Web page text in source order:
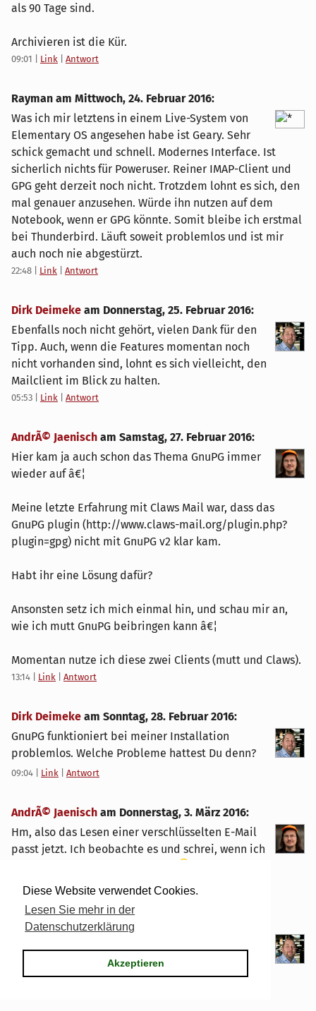
Diese Website verwendet Cookies.
Lesen Sie mehr in der
Datenschutzerklärung
Akzeptieren
als 90 Tage sind.
Archivieren ist die Kür.
09:01 Link Antwort
Rayman am Mittwoch, 24. Februar 2016:
Was ich mir letztens in einem Live-System von
Elementary OS angesehen habe ist Geary. Sehr
schick gemacht und schnell. Modernes Interface. Ist
sicherlich nichts für Poweruser. Reiner IMAP-Client und
GPG geht derzeit noch nicht. Trotzdem lohnt es sich, den
mal genauer anzusehen. Würde ihn nutzen auf dem
Notebook, wenn er GPG könnte. Somit bleibe ich erstmal
bei Thunderbird. Läuft soweit problemlos und ist mir
auch noch nie abgestürzt.
22:48 Link Antwort
Dirk Deimeke am Donnerstag, 25. Februar 2016:
Ebenfalls noch nicht gehört, vielen Dank für den
Tipp. Auch, wenn die Features momentan noch
nicht vorhanden sind, lohnt es sich vielleicht, den
Mailclient im Blick zu halten.
05:53 Link Antwort
AndrÃ© Jaenisch am Samstag, 27. Februar 2016:
Hier kam ja auch schon das Thema GnuPG immer
wieder auf â€¦
Meine letzte Erfahrung mit Claws Mail war, dass das
GnuPG plugin (http://www.claws-mail.org/plugin.php?
plugin=gpg) nicht mit GnuPG v2 klar kam.
Habt ihr eine Lösung dafür?
Ansonsten setz ich mich einmal hin, und schau mir an,
wie ich mutt GnuPG beibringen kann â€¦
Momentan nutze ich diese zwei Clients (mutt und Claws).
13:14 Link Antwort
Dirk Deimeke am Sonntag, 28. Februar 2016:
GnuPG funktioniert bei meiner Installation
problemlos. Welche Probleme hattest Du denn?
09:04 Link Antwort
AndrÃ© Jaenisch am Donnerstag, 3. März 2016:
Hm, also das Lesen einer verschlüsselten E-Mail
passt jetzt. Ich beobachte es und schrei, wenn ich
Dirk DeimekeamFreitag, 4. März 2016
05:57|Link|Antwort